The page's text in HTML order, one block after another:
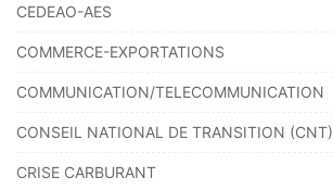
CEDEAO-AES
COMMERCE-EXPORTATIONS
COMMUNICATION/TELECOMMUNICATION
CONSEIL NATIONAL DE TRANSITION (CNT)
CRISE CARBURANT